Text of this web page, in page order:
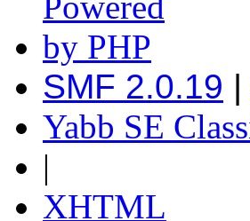
SMF 2.0.19 |
Yabb SE
|
XHTML